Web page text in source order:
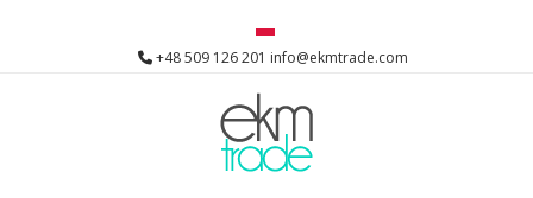
+48 509 126 201 info@ekmtrade.com